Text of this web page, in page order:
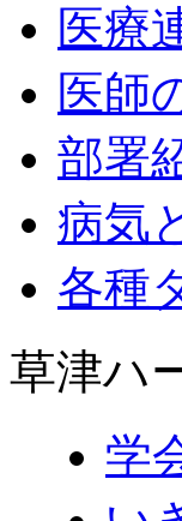
医療
医師
部署
病気
各種
草津ハ
学